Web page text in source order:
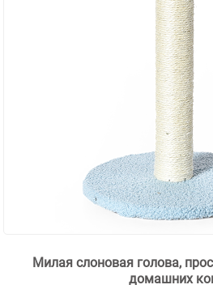
Милая слоновая голова,
домашних